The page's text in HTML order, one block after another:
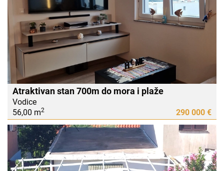
Atraktivan stan 700m do mora i plaže
Vodice
56,00 m2 290 000 €